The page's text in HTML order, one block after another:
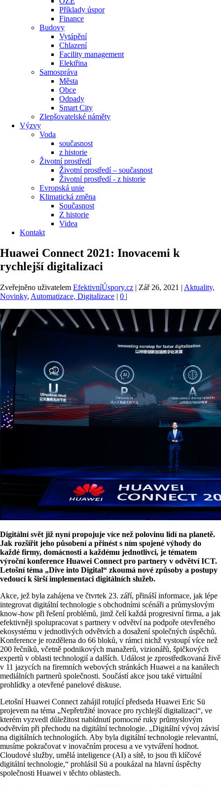
Příklady úspor
Finance
Budovy
Vytápění
Chlazení
Facility management
Elektřina
Samospráva
Města
Obce
Odpady
Smart City
Zlepšovatelské náměty
Výzvy
Voda
současnost
z historie
Životní prostředí
Životní prostředí – současnost
Životní prostředí ​- z historie
Evropská unie
Klimatická změna
Současnost
Z historie
Videa
Kontakt
Huawei Connect 2021: Inovacemi k
rychlejší digitalizaci
Zveřejněno uživatelem EfektivníÚspory.cz | Zář 26, 2021 | Aktuality,
Novinky, Automatizace, Digitalizace | 0 |
Digitální svět již nyní propojuje více než polovinu lidí na planetě.
Jak rozšířit jeho působení a přinést s ním spojené výhody do
každé firmy, domácnosti a každému jednotlivci, je tématem
výroční konference Huawei Connect pro partnery v odvětví ICT.
Letošní téma „Dive into Digital“ zkoumá nové způsoby a postupy
vedoucí k širší implementaci digitálních služeb.
Akce, jež byla zahájena ve čtvrtek 23. září, přináší informace, jak lépe
integrovat digitální technologie s obchodními scénáři a průmyslovým
know-how při řešení problémů, jimž čelí každá progresivní firma, a jak
efektivněji spolupracovat s partnery v odvětví na podpoře otevřeného
ekosystému v jednotlivých odvětvích a dosažení společných úspěchů.
Konference je rozdělena do 66 bloků, v rámci nichž vystoupí více než
200 řečníků, včetně podnikových manažerů, vizionářů, špičkových
expertů v oblasti technologií a dalších. Událost je zprostředkovaná živě
v 11 jazycích na firemních webových stránkách Huawei a na kanálech
mediálních partnerů společnosti. Součástí akce jsou také virtuální
prohlídky a otevřené panelové diskuse.
Letošní Huawei Connect zahájil rotující předseda Huawei Eric Sü
projevem na téma „Nepřetržité inovace pro rychlejší digitalizaci“, ve
kterém vyzvedl důležitost nabídnutí pomocné ruky průmyslovým
odvětvím při přechodu na digitální technologie. „Digitální vývoj závisí
na digitálních technologiích. Aby byla digitální technologie relevantní,
musíme pokračovat v inovačním procesu a ve vytváření hodnot.
Cloudové služby, umělá inteligence (AI) a sítě, to jsou tři klíčové
digitální technologie,“ prohlásil Sü a poukázal na hlavní úspěchy
společnosti Huawei v těchto oblastech.